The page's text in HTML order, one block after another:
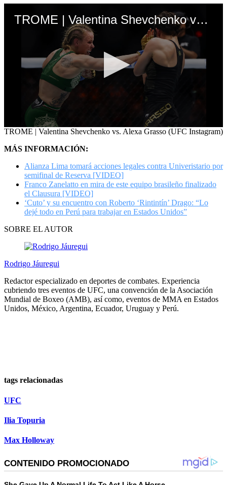
TROME | Valentina Shevchenko vs. Alexa Grasso (UFC Instagram)
0
of
seconds
TROME | Valentina Shevchenko vs. Alexa Grasso (UFC Instagram)
MÁS INFORMACIÓN:
Alianza Lima tomará acciones legales contra Univeristario por
semifinal de Reserva [VIDEO]
Franco Zanelatto en mira de este equipo brasileño finalizado
el Clausura [VIDEO]
‘Cuto’ y su encuentro con Roberto ‘Rintintín’ Drago: “Lo
dejé todo en Perú para trabajar en Estados Unidos”
SOBRE EL AUTOR
Rodrigo Jáuregui
Redactor especializado en deportes de combates. Experiencia
cubriendo tres eventos de UFC, una convención de la Asociación
Mundial de Boxeo (AMB), así como, eventos de MMA en Estados
Unidos, México, Argentina, Ecuador, Uruguay y Perú.
tags relacionadas
UFC
Ilia Topuria
Max Holloway